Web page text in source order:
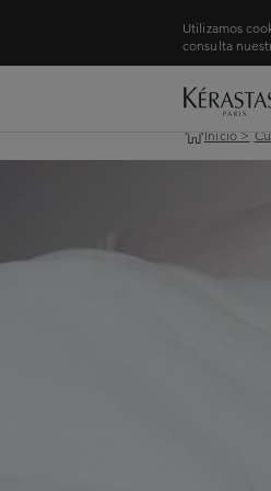
Utilizamos
consulta
Inicio >